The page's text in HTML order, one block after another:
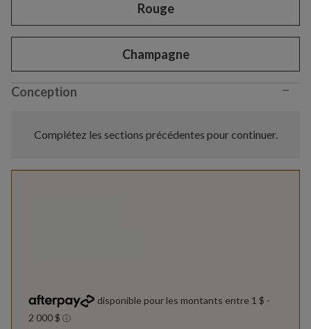
Rouge
Champagne
Conception −
Complétez les sections précédentes pour continuer.